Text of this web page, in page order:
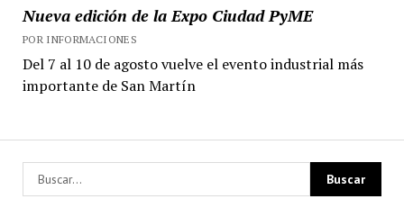
Nueva edición de la Expo Ciudad PyME
POR INFORMACIONES
Del 7 al 10 de agosto vuelve el evento industrial más
importante de San Martín